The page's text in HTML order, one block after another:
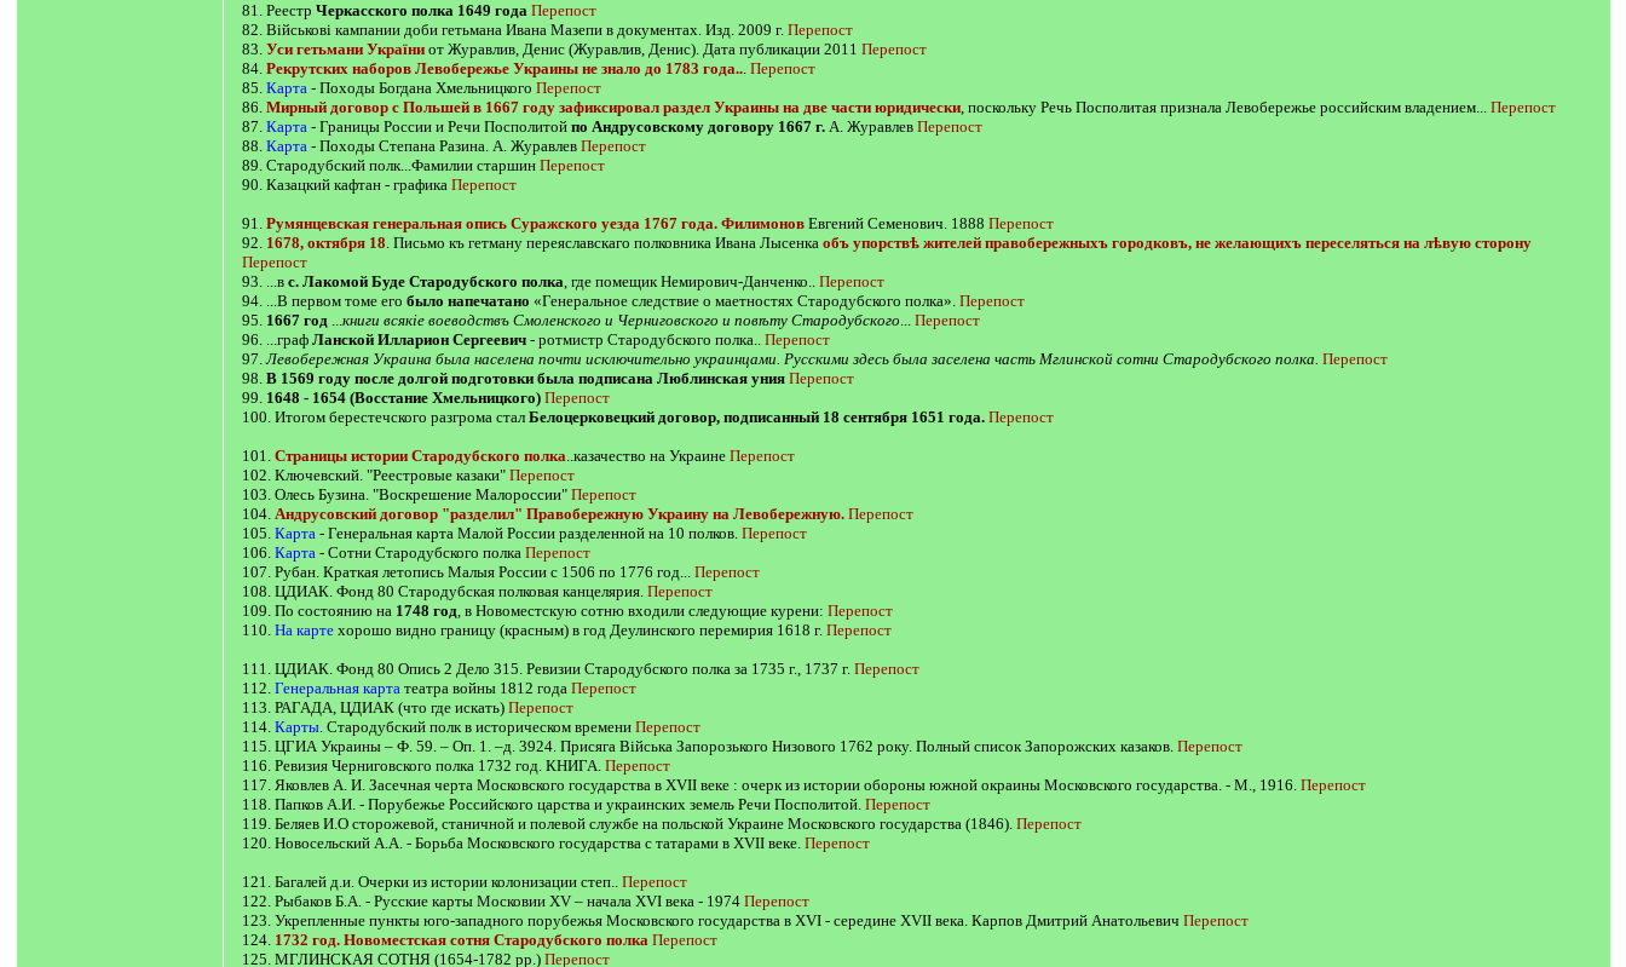
81. Реестр Черкасского полка 1649 года Перепост
82. Військові кампании доби гетьмана Ивана Мазепи в документах. Изд. 2009 г. Перепост
83. Уси гетьмани Україниот Журавлив, Денис (Журавлив, Денис). Дата публикации 2011 Перепост
84. Рекрутских наборов Левобережье Украины не знало до 1783 года... Перепост
85. Карта- Походы Богдана Хмельницкого Перепост
86. Мирный договор с Польшей в 1667 году зафиксировал раздел Украины на две части юридически, поскольку Речь Посполитая признала Левобережье российским владением... Перепост
87. Карта- Границы России и Речи Посполитой по Андрусовскому договору 1667 г.А. Журавлев Перепост
88.Карта- Походы Степана Разина. А. Журавлев Перепост
89. Стародубский полк...Фамилии старшин Перепост
90. Казацкий кафтан - графика Перепост
91. Румянцевская генеральная опись Суражского уезда 1767 года. ФилимоновЕвгений Семенович. 1888 Перепост
92. 1678, октября 18. Письмо къ гетману переяславскаго полковника Ивана Лысенка объ упорствѣ жителей правобережныхъ городковъ, не желающихъ переселяться на лѣвую сторону
Перепост
93. ...в с. Лакомой Буде Стародубского полка, где помещик Немирович-Данченко.. Перепост
94. ...В первом томе его было напечатано «Генеральное следствие о маетностях Стародубского полка». Перепост
95. 1667 год...книги всякіе воеводствъ Смоленского и Черниговского и повѣту Стародубского... Перепост
96. ...граф Ланской Илларион Сергеевич- ротмистр Стародубского полка.. Перепост
97.Левобережная Украина была населена почти исключительно украинцами. Русскими здесь была заселена часть Мглинской сотни Стародубского полка. Перепост
98. В 1569 году после долгой подготовки была подписана Люблинская уния Перепост
99. 1648 - 1654 (Восстание Хмельницкого) Перепост
100. Итогом берестечского разгрома стал Белоцерковецкий договор, подписанный 18 сентября 1651 года. Перепост
101.Страницы истории Стародубского полка..казачество на Украине Перепост
102. Ключевский. "Реестровые казаки" Перепост
103. Олесь Бузина. "Воскрешение Малороссии" Перепост
104. Андрусовский договор "разделил" Правобережную Украину на Левобережную. Перепост
105. Карта- Генеральная карта Малой России разделенной на 10 полков. Перепост
106. Карта- Сотни Стародубского полка Перепост
107. Рубан. Краткая летопись Малыя России с 1506 по 1776 год... Перепост
108. ЦДИАК. Фонд 80 Стародубская полковая канцелярия. Перепост
109. По состоянию на 1748 год, в Новоместскую сотню входили следующие курени: Перепост
110. На картехорошо видно границу (красным) в год Деулинского перемирия 1618 г. Перепост
111. ЦДИАК. Фонд 80 Опись 2 Дело 315. Ревизии Стародубского полка за 1735 г., 1737 г. Перепост
112. Генеральная картатеатра войны 1812 года Перепост
113. РАГАДА, ЦДИАК (что где искать) Перепост
114. Карты.Стародубский полк в историческом времени Перепост
115. ЦГИА Украины – Ф. 59. – Оп. 1. –д. 3924. Присяга Війська Запорозького Низового 1762 року. Полный список Запорожских казаков. Перепост
116. Ревизия Черниговского полка 1732 год. КНИГА. Перепост
117. Яковлев А. И. Засечная черта Московского государства в XVII веке : очерк из истории обороны южной окраины Московского государства. - М., 1916. Перепост
118. Папков А.И. - Порубежье Российского царства и украинских земель Речи Посполитой. Перепост
119. Беляев И.О сторожевой, станичной и полевой службе на польской Украине Московского государства (1846). Перепост
120. Новосельский А.А. - Борьба Московского государства с татарами в XVII веке. Перепост
121. Багалей д.и. Очерки из истории колонизации степ.. Перепост
122. Рыбаков Б.А. - Русские карты Московии XV – начала XVI века - 1974 Перепост
123. Укрепленные пункты юго-западного порубежья Московского государства в XVI - середине XVII века. Карпов Дмитрий Анатольевич Перепост
124. 1732 год. Новоместская сотня Стародубского полка Перепост
125. МГЛИНСКАЯ СОТНЯ (1654-1782 pp.) Перепост